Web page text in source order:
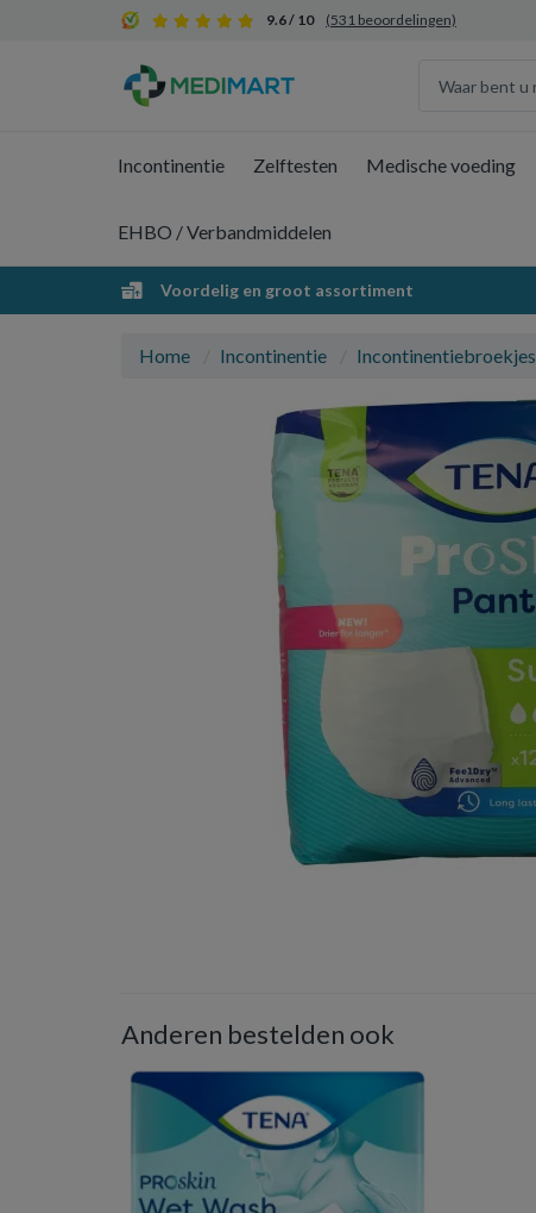
9.6 / 10 (531 beoordelingen)
Incontinentie Zelftesten Medische voeding
EHBO / Verbandmiddelen
Voordelig en groot assortiment
Home Incontinentie Incontinentiebroekjes
Anderen bestelden ook